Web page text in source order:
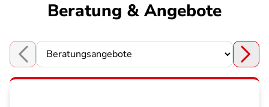
Beratung & Angebote
Choose a section